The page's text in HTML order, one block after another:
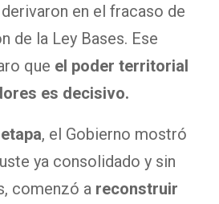
en el fracaso de
de la Ley Bases. Ese
que el poder territorial
es decisivo.
, el Gobierno mostró
ya consolidado y sin
comenzó a reconstruir